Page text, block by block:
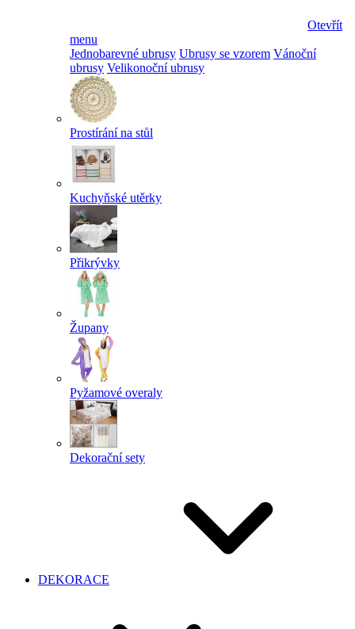
Otevřít
menu
Jednobarevné ubrusy Ubrusy se vzorem Vánoční
ubrusy Velikonoční ubrusy
Prostírání na stůl
Kuchyňské utěrky
Přikrývky
Župany
Pyžamové overaly
Dekorační sety
DEKORACE